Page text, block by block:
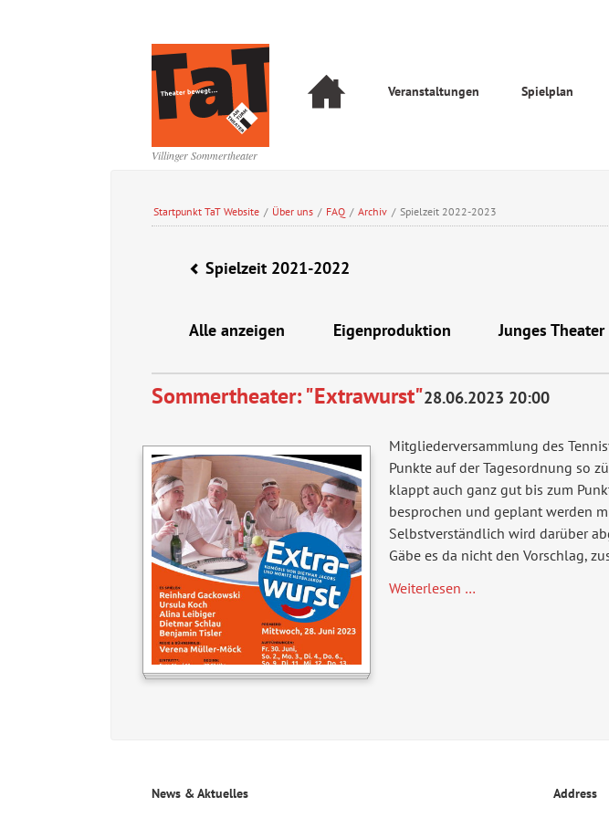
Villinger Sommertheater
Navigation
überspringen
Veranstaltungen Spielplan
Startpunkt TaT Website / Über uns / FAQ / Archiv / Spielzeit 2022-2023
Spielzeit 2021-2022
Alle anzeigen Eigenproduktion Junges Theater
Sommertheater: "Extrawurst"28.06.2023 20:00
Mitgliederversammlung des
Punkte auf der Tagesordnung so
klappt auch ganz gut bis zum
besprochen und geplant werden
Selbstverständlich wird darüber
Gäbe es da nicht den Vorschlag,
Weiterlesen …
News & Aktuelles Address